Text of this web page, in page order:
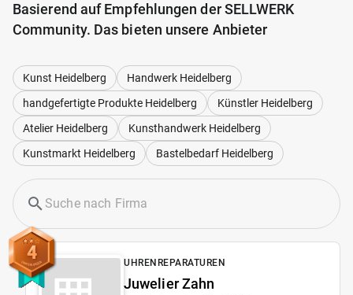
Basierend auf Empfehlungen der SELLWERK
Community. Das bieten unsere Anbieter
Kunst Heidelberg
Handwerk Heidelberg
handgefertigte Produkte Heidelberg
Künstler Heidelberg
Atelier Heidelberg
Kunsthandwerk Heidelberg
Kunstmarkt Heidelberg
Bastelbedarf Heidelberg
4 UHRENREPARATUREN
Juwelier Zahn